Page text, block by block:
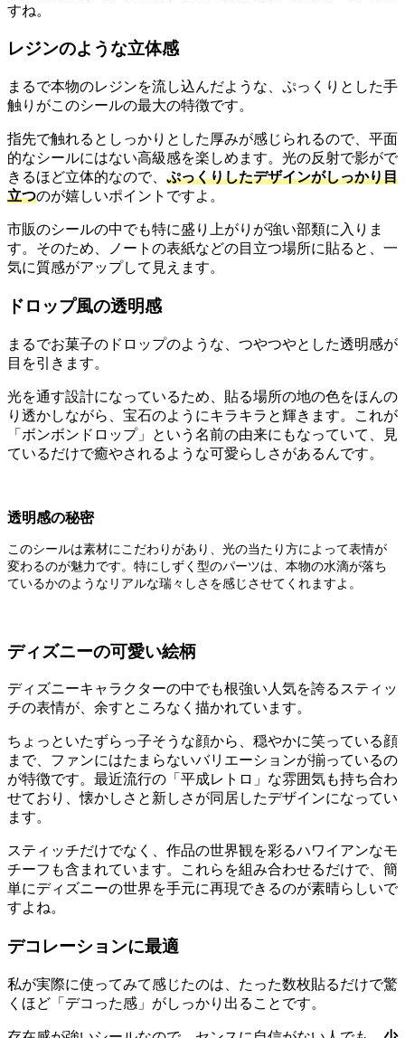
すね。
レジンのような立体感
まるで本物のレジンを流し込んだような、ぷっくりとした手
触りがこのシールの最大の特徴です。
指先で触れるとしっかりとした厚みが感じられるので、平面
的なシールにはない高級感を楽しめます。光の反射で影がで
きるほど立体的なので、 ぷっくりしたデザインがしっかり目
立つのが嬉しいポイントですよ。
市販のシールの中でも特に盛り上がりが強い部類に入りま
す。そのため、ノートの表紙などの目立つ場所に貼ると、一
気に質感がアップして見えます。
ドロップ風の透明感
まるでお菓子のドロップのような、つやつやとした透明感が
目を引きます。
光を通す設計になっているため、貼る場所の地の色をほんの
り透かしながら、宝石のようにキラキラと輝きます。これが
「ボンボンドロップ」という名前の由来にもなっていて、見
ているだけで癒やされるような可愛らしさがあるんです。
透明感の秘密
このシールは素材にこだわりがあり、光の当たり方によって表情が
変わるのが魅力です。特にしずく型のパーツは、本物の水滴が落ち
ているかのようなリアルな瑞々しさを感じさせてくれますよ。
ディズニーの可愛い絵柄
ディズニーキャラクターの中でも根強い人気を誇るスティッ
チの表情が、余すところなく描かれています。
ちょっといたずらっ子そうな顔から、穏やかに笑っている顔
まで、ファンにはたまらないバリエーションが揃っているの
が特徴です。最近流行の「平成レトロ」な雰囲気も持ち合わ
せており、懐かしさと新しさが同居したデザインになってい
ます。
スティッチだけでなく、作品の世界観を彩るハワイアンなモ
チーフも含まれています。これらを組み合わせるだけで、簡
単にディズニーの世界を手元に再現できるのが素晴らしいで
すよね。
デコレーションに最適
私が実際に使ってみて感じたのは、たった数枚貼るだけで驚
くほど「デコった感」がしっかり出ることです。